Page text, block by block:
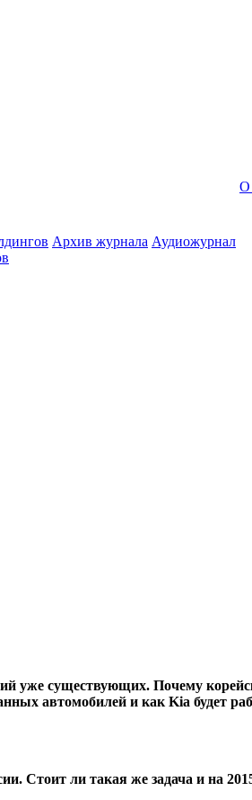
Архив журнала Аудиожурнал
О
уже существующих. Почему
автомобилей и как Kia будет
Стоит ли такая же задача и на